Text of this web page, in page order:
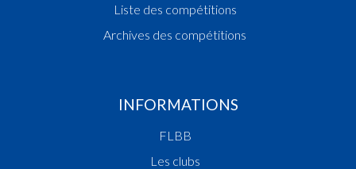
Vainqueur Coupe des Dames
Vainqueur Coupe des Dames
Vainqueur Coupe des Dames
Liste des compétitions
Archives des compétitions
INFORMATIONS
FLBB
Les clubs